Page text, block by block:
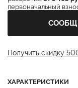
первоначальный
Получить скидку
ХАРАКТЕРИСТИКИ